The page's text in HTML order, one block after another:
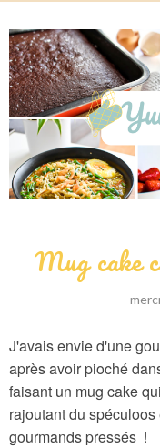
Mug cake
J'avais envie d'une
après avoir pioché
faisant un mug cake
rajoutant du
gourmands pressés !